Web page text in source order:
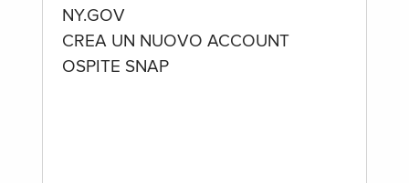
NY.GOV
CREA UN NUOVO ACCOUNT
OSPITE SNAP